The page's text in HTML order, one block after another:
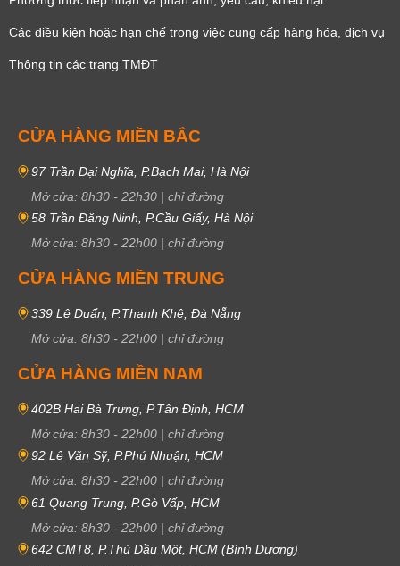
Các điều kiện hoặc hạn chế trong việc cung cấp hàng hóa, dịch vụ
Thông tin các trang TMĐT
CỬA HÀNG MIỀN BẮC
97 Trần Đại Nghĩa, P.Bạch Mai, Hà Nội
Mở cửa: 8h30 - 22h30 | chỉ đường
58 Trần Đăng Ninh, P.Cầu Giấy, Hà Nội
Mở cửa: 8h30 - 22h00 | chỉ đường
CỬA HÀNG MIỀN TRUNG
339 Lê Duẩn, P.Thanh Khê, Đà Nẵng
Mở cửa: 8h30 - 22h00 | chỉ đường
CỬA HÀNG MIỀN NAM
402B Hai Bà Trưng, P.Tân Định, HCM
Mở cửa: 8h30 - 22h00 | chỉ đường
92 Lê Văn Sỹ, P.Phú Nhuận, HCM
Mở cửa: 8h30 - 22h00 | chỉ đường
61 Quang Trung, P.Gò Vấp, HCM
Mở cửa: 8h30 - 22h00 | chỉ đường
642 CMT8, P.Thủ Dầu Một, HCM (Bình Dương)